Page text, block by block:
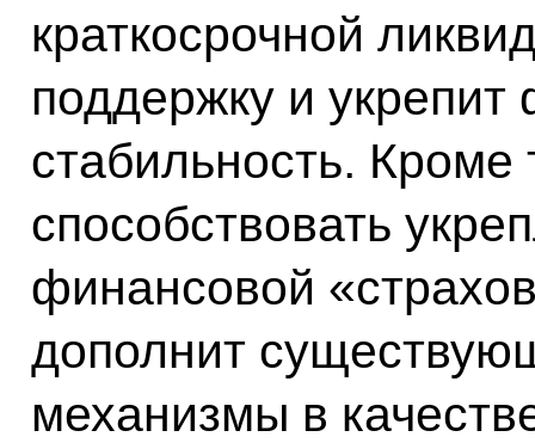
краткосрочной
поддержку и
стабильность. Кроме
способствовать
финансовой
дополнит
механизмы в